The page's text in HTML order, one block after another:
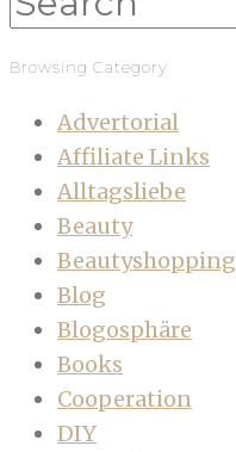
Browsing Category
Advertorial
Affiliate Links
Alltagsliebe
Beauty
Beautyshopping
Blog
Blogosphäre
Books
Cooperation
DIY